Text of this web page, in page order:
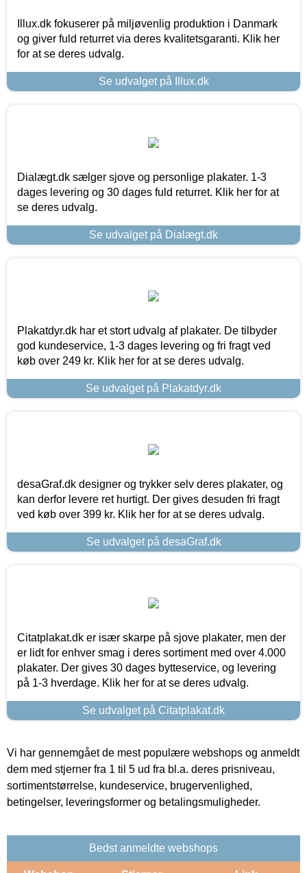
Illux.dk fokuserer på miljøvenlig produktion i Danmark
og giver fuld returret via deres kvalitetsgaranti. Klik her
for at se deres udvalg.
Se udvalget på Illux.dk
Dialægt.dk sælger sjove og personlige plakater. 1-3
dages levering og 30 dages fuld returret. Klik her for at
se deres udvalg.
Se udvalget på Dialægt.dk
Plakatdyr.dk har et stort udvalg af plakater. De tilbyder
god kundeservice, 1-3 dages levering og fri fragt ved
køb over 249 kr. Klik her for at se deres udvalg.
Se udvalget på Plakatdyr.dk
desaGraf.dk designer og trykker selv deres plakater, og
kan derfor levere ret hurtigt. Der gives desuden fri fragt
ved køb over 399 kr. Klik her for at se deres udvalg.
Se udvalget på desaGraf.dk
Citatplakat.dk er især skarpe på sjove plakater, men der
er lidt for enhver smag i deres sortiment med over 4.000
plakater. Der gives 30 dages bytteservice, og levering
på 1-3 hverdage. Klik her for at se deres udvalg.
Se udvalget på Citatplakat.dk
Vi har gennemgået de mest populære webshops og anmeldt
dem med stjerner fra 1 til 5 ud fra bl.a. deres prisniveau,
sortimentstørrelse, kundeservice, brugervenlighed,
betingelser, leveringsformer og betalingsmuligheder.
Bedst anmeldte webshops